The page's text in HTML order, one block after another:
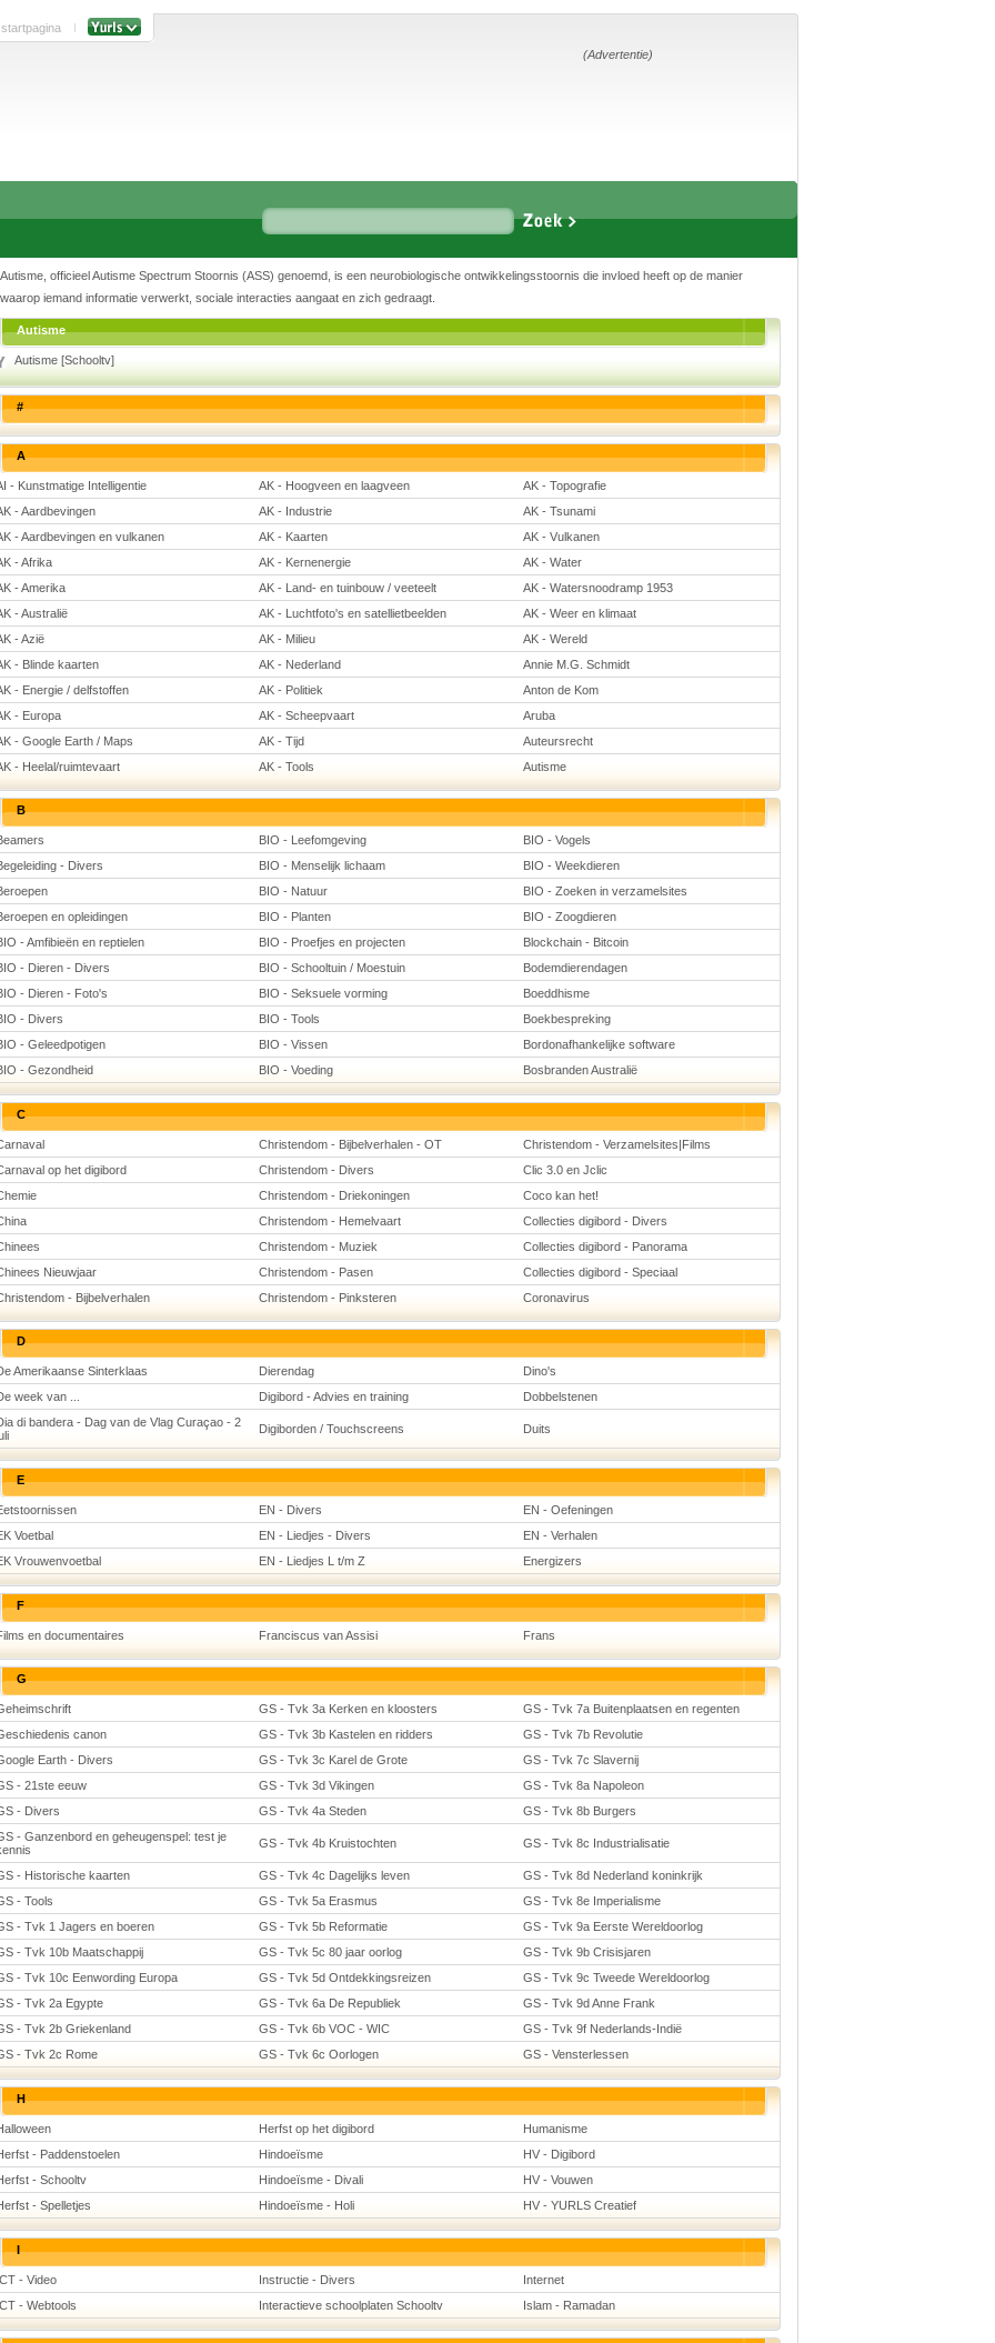
(Advertentie)
Autisme, officieel Autisme Spectrum Stoornis (ASS) genoemd, is een neurobiologische ontwikkelingsstoornis die invloed heeft op de manier
waarop iemand informatie verwerkt, sociale interacties aangaat en zich gedraagt.
Autisme
Autisme [Schooltv]
#
A
- Kunstmatige Intelligentie AK - Hoogveen en laagveen
AK - Topografie
- Aardbevingen
AK - Industrie
AK - Tsunami
- Aardbevingen en vulkanen
AK - Kaarten
AK - Vulkanen
- Afrika
AK - Kernenergie
AK - Water
- Amerika
AK - Land- en tuinbouw / veeteelt
AK - Watersnoodramp 1953
- Australië
AK - Luchtfoto's en satellietbeelden
AK - Weer en klimaat
- Azië
AK - Milieu
AK - Wereld
- Blinde kaarten
AK - Nederland
Annie M.G. Schmidt
- Energie / delfstoffen
AK - Politiek
Anton de Kom
- Europa
AK - Scheepvaart
Aruba
- Google Earth / Maps
AK - Tijd
Auteursrecht
- Heelal/ruimtevaart
AK - Tools Autisme
B
BIO - Leefomgeving
BIO - Vogels
- Divers
BIO - Menselijk lichaam
BIO - Weekdieren
BIO - Natuur
BIO - Zoeken in verzamelsites
en opleidingen
BIO - Planten
BIO - Zoogdieren
- Amfibieën en reptielen
BIO - Proefjes en projecten
Blockchain - Bitcoin
- Dieren - Divers
BIO - Schooltuin / Moestuin
Bodemdierendagen
- Dieren - Foto's
BIO - Seksuele vorming
Boeddhisme
- Divers
BIO - Tools
Boekbespreking
- Geleedpotigen
BIO - Vissen
Bordonafhankelijke software
- Gezondheid
BIO - Voeding Bosbranden Australië
C
Christendom - Bijbelverhalen - OT
Christendom - Verzamelsites|Films
op het digibord
Christendom - Divers
Clic 3.0 en Jclic
Christendom - Driekoningen
Coco kan het!
Christendom - Hemelvaart
Collecties digibord - Divers
Christendom - Muziek
Collecties digibord - Panorama
Nieuwjaar
Christendom - Pasen
Collecties digibord - Speciaal
- Bijbelverhalen
Christendom - Pinksteren Coronavirus
D
Amerikaanse Sinterklaas Dierendag
Dino's
week van ...
Digibord - Advies en training
Dobbelstenen
di bandera - Dag van de Vlag Curaçao - 2
Digiborden / Touchscreens Duits
E
EN - Divers
EN - Oefeningen
Voetbal
EN - Liedjes - Divers
EN - Verhalen
Vrouwenvoetbal
EN - Liedjes L t/m Z Energizers
F
en documentaires Franciscus van Assisi Frans
G
GS - Tvk 3a Kerken en kloosters
GS - Tvk 7a Buitenplaatsen en regenten
canon
GS - Tvk 3b Kastelen en ridders
GS - Tvk 7b Revolutie
Earth - Divers
GS - Tvk 3c Karel de Grote
GS - Tvk 7c Slavernij
- 21ste eeuw
GS - Tvk 3d Vikingen
GS - Tvk 8a Napoleon
- Divers
GS - Tvk 4a Steden
GS - Tvk 8b Burgers
- Ganzenbord en geheugenspel: test je
GS - Tvk 4b Kruistochten GS - Tvk 8c Industrialisatie
- Historische kaarten GS - Tvk 4c Dagelijks leven
GS - Tvk 8d Nederland koninkrijk
- Tools
GS - Tvk 5a Erasmus
GS - Tvk 8e Imperialisme
- Tvk 1 Jagers en boeren
GS - Tvk 5b Reformatie
GS - Tvk 9a Eerste Wereldoorlog
- Tvk 10b Maatschappij
GS - Tvk 5c 80 jaar oorlog
GS - Tvk 9b Crisisjaren
- Tvk 10c Eenwording Europa
GS - Tvk 5d Ontdekkingsreizen
GS - Tvk 9c Tweede Wereldoorlog
- Tvk 2a Egypte
GS - Tvk 6a De Republiek
GS - Tvk 9d Anne Frank
- Tvk 2b Griekenland
GS - Tvk 6b VOC - WIC
GS - Tvk 9f Nederlands-Indië
- Tvk 2c Rome
GS - Tvk 6c Oorlogen GS - Vensterlessen
H
Herfst op het digibord
Humanisme
- Paddenstoelen
Hindoeïsme
HV - Digibord
- Schooltv
Hindoeïsme - Divali
HV - Vouwen
- Spelletjes
Hindoeïsme - Holi HV - YURLS Creatief
I
- Video Instructie - Divers
Internet
- Webtools
Interactieve schoolplaten Schooltv Islam - Ramadan